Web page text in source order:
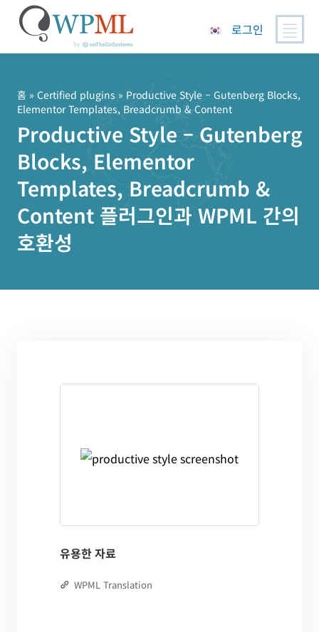
로그인
홈 » Certified plugins » Productive Style – Gutenberg Blocks,
Elementor Templates, Breadcrumb & Content
Productive Style – Gutenberg
Blocks, Elementor
Templates, Breadcrumb &
Content 플러그인과 WPML 간의
호환성
유용한 자료
WPML Translation